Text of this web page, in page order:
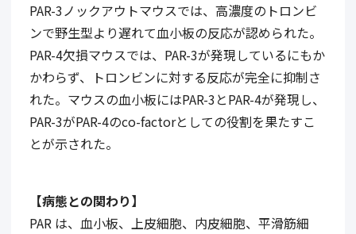
PAR-3ノックアウトマウスでは、高濃度のトロンビ
ンで野生型より遅れて血小板の反応が認められた。
PAR-4欠損マウスでは、PAR-3が発現しているにもか
かわらず、トロンビンに対する反応が完全に抑制さ
れた。マウスの血小板にはPAR-3とPAR-4が発現し、
PAR-3がPAR-4のco-factorとしての役割を果たすこ
とが示された。
【病態との関わり】
PAR は、血小板、上皮細胞、内皮細胞、平滑筋細